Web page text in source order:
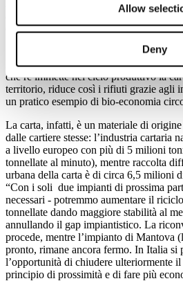
Allow
Deny
Roma, 17 dicembre 2019 - Massimo
all’EcoForum della regione Lazio -
cui Assocarta è partner sostenitore.
Nell’ambito del panel di discussione
Medugno ha messo in luce le
che re immette nel ciclo produttivo la
territorio, riduce così i rifiuti grazie agli
un pratico esempio di bio-economia
La carta, infatti, è un materiale di
dalle cartiere stesse: l’industria cartaria
a livello europeo con più di 5 milioni
tonnellate al minuto), mentre raccolta
urbana della carta è di circa 6,5 milioni
“Con i soli due impianti di prossima
necessari - potremmo aumentare il
tonnellate dando maggiore stabilità al
annullando il gap impiantistico. La
procede, mentre l’impianto di Mantova
pronto, rimane ancora fermo. In Italia si
l’opportunità di chiudere ulteriormente
principio di prossimità e di fare più